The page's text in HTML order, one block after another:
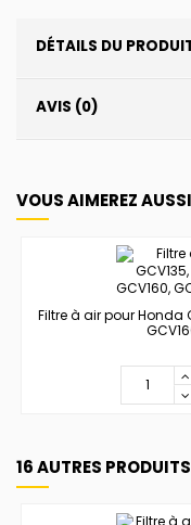
DÉTAILS DU
AVIS (0)
VOUS AIMEREZ AUSSI
Filtre à air pour Honda
16 AUTRES